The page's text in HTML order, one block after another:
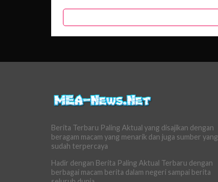
Berita Terbaru Paling Aktual yang disajikan dengan
beragam macam yang menarik dan juga sumber yang
sudah terpercaya
Hadir dengan Berita Paling Aktual Terbaru dengan
berbagai macam berita dalam negeri sampai berita